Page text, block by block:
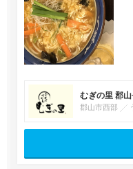
むぎの里 郡
郡山市西部